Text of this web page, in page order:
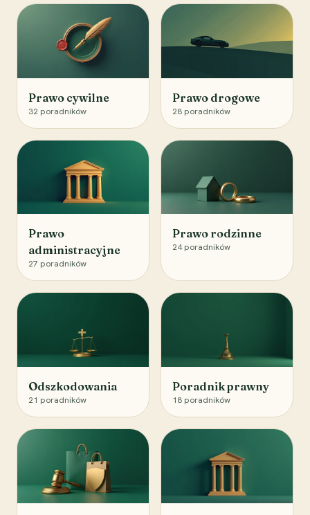
Prawo cywilne
32 poradników
Prawo drogowe
28 poradników
Prawo
administracyjne
27 poradników
Prawo rodzinne
24 poradników
Odszkodowania
21 poradników
Poradnik prawny
18 poradników